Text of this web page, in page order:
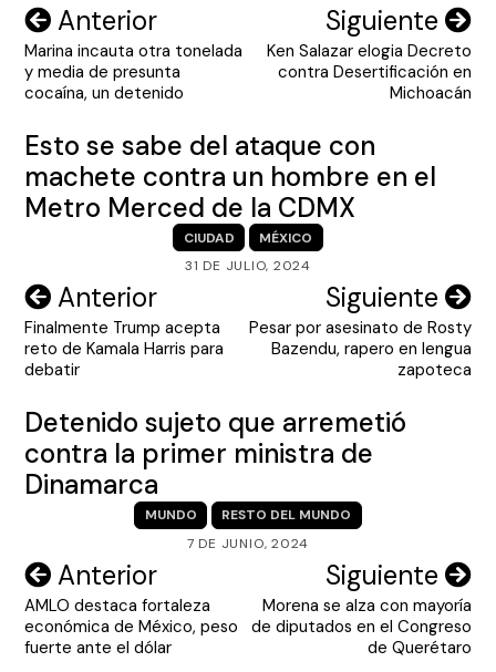
Navegación
de
entradas
Anterior
Marina incauta otra tonelada
y media de presunta
cocaína, un detenido
Siguiente
Ken Salazar elogia Decreto
contra Desertificación en
Michoacán
Esto se sabe del ataque con
machete contra un hombre en el
Metro Merced de la CDMX
CIUDAD
MÉXICO
31 DE JULIO, 2024
Navegación
de
entradas
Anterior
Finalmente Trump acepta
reto de Kamala Harris para
debatir
Siguiente
Pesar por asesinato de Rosty
Bazendu, rapero en lengua
zapoteca
Detenido sujeto que arremetió
contra la primer ministra de
Dinamarca
MUNDO
RESTO DEL MUNDO
7 DE JUNIO, 2024
Navegación
de
entradas
Anterior
AMLO destaca fortaleza
económica de México, peso
fuerte ante el dólar
Siguiente
Morena se alza con mayoría
de diputados en el Congreso
de Querétaro